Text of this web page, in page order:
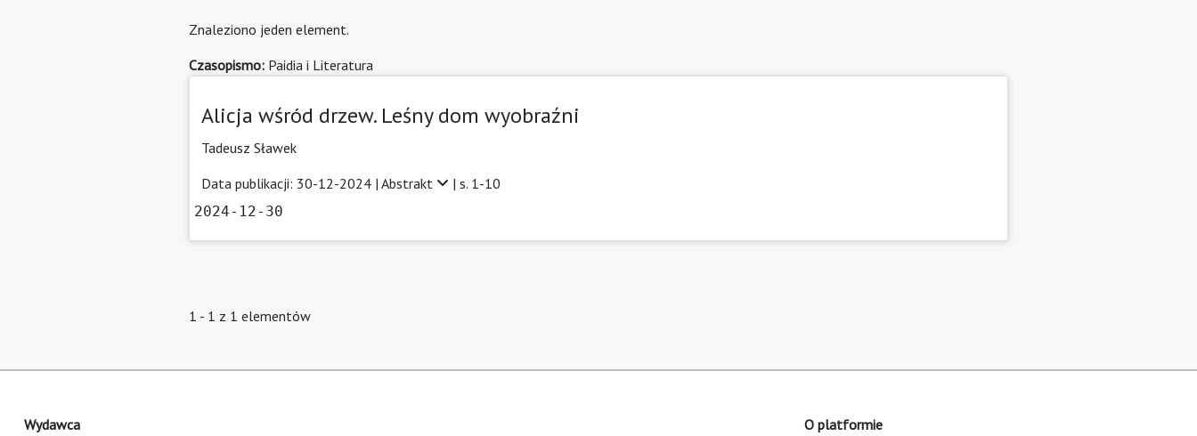
Znaleziono jeden element.
Czasopismo: Paidia i Literatura
Alicja wśród drzew. Leśny dom wyobraźni
Tadeusz Sławek
Data publikacji: 30-12-2024 | Abstrakt | s. 1-10
2024-12-30
1 - 1 z 1 elementów
Wydawca O platformie